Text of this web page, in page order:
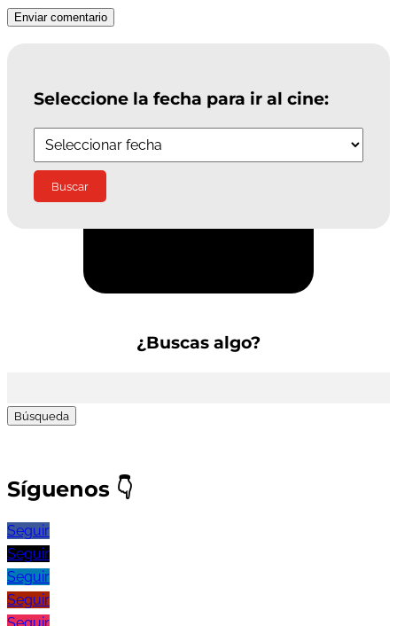
Enviar comentario
Seleccione la fecha para ir al cine:
¿Buscas algo?
Síguenos 👇
Seguir
Seguir
Seguir
Seguir